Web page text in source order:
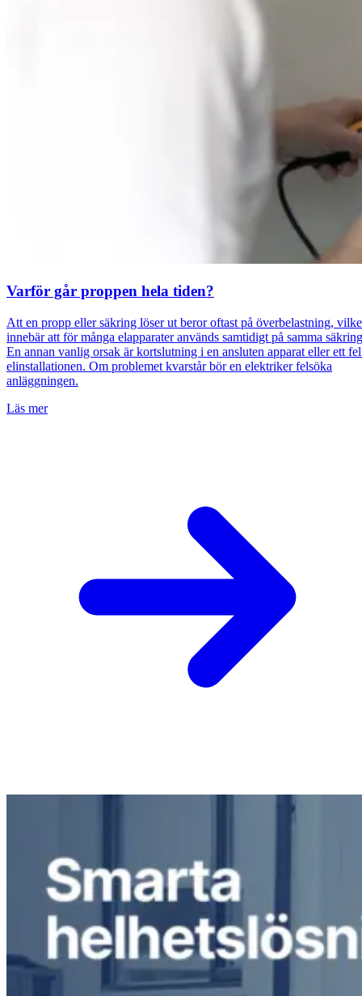
Varför går proppen hela tiden?
Att en propp eller säkring löser ut beror oftast på överbelastning,
innebär att för många elapparater används samtidigt på samma
En annan vanlig orsak är kortslutning i en ansluten apparat eller ett
elinstallationen. Om problemet kvarstår bör en elektriker felsöka
anläggningen.
Läs mer